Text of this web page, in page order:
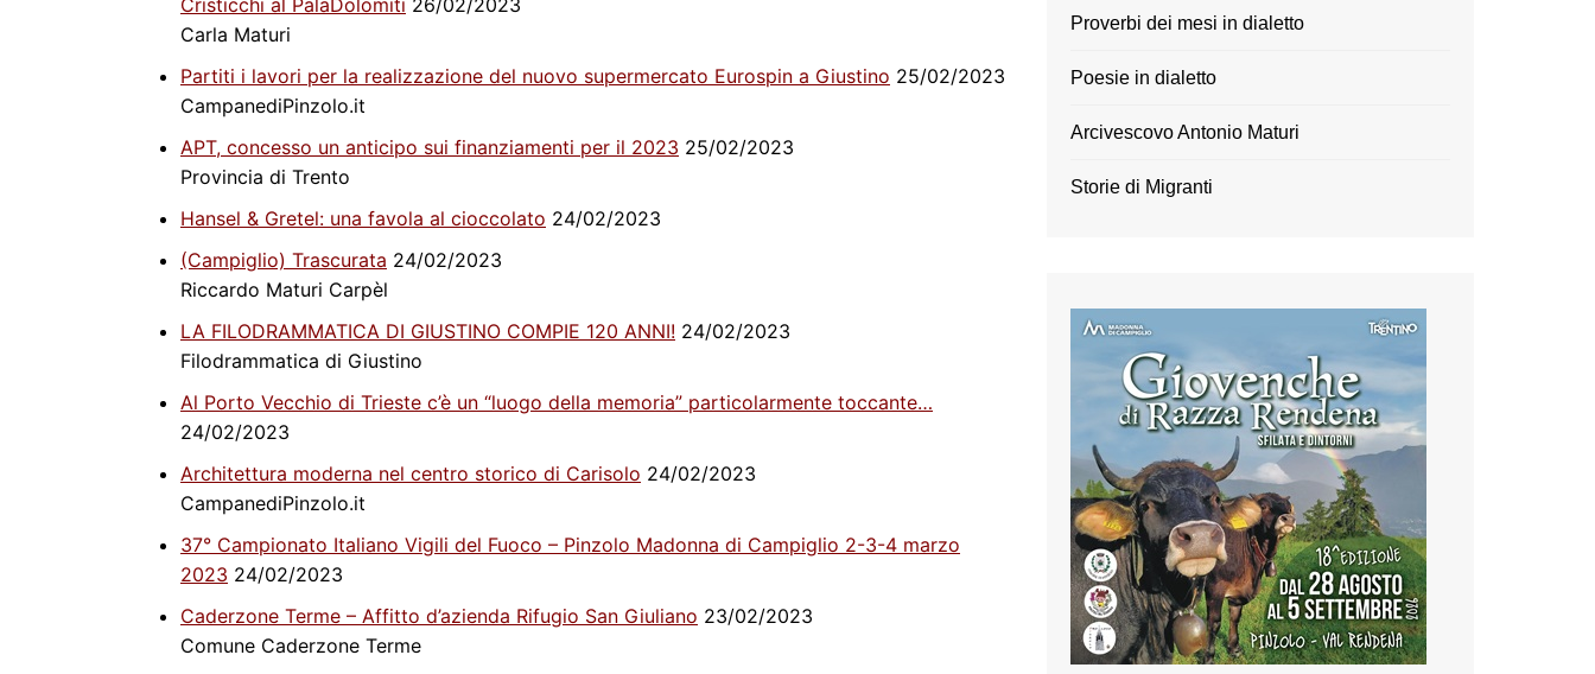
Cristicchi al PalaDolomiti 26/02/2023
Carla Maturi
Partiti i lavori per la realizzazione del nuovo supermercato Eurospin a Giustino 25/02/2023
CampanediPinzolo.it
APT, concesso un anticipo sui finanziamenti per il 2023 25/02/2023
Provincia di Trento
Hansel & Gretel: una favola al cioccolato 24/02/2023
(Campiglio) Trascurata 24/02/2023
Riccardo Maturi Carpèl
LA FILODRAMMATICA DI GIUSTINO COMPIE 120 ANNI! 24/02/2023
Filodrammatica di Giustino
Al Porto Vecchio di Trieste c’è un “luogo della memoria” particolarmente toccante…
24/02/2023
Architettura moderna nel centro storico di Carisolo 24/02/2023
CampanediPinzolo.it
37° Campionato Italiano Vigili del Fuoco – Pinzolo Madonna di Campiglio 2-3-4 marzo
2023 24/02/2023
Caderzone Terme – Affitto d’azienda Rifugio San Giuliano 23/02/2023
Comune Caderzone Terme
Proverbi dei mesi in dialetto
Poesie in dialetto
Arcivescovo Antonio Maturi
Storie di Migranti